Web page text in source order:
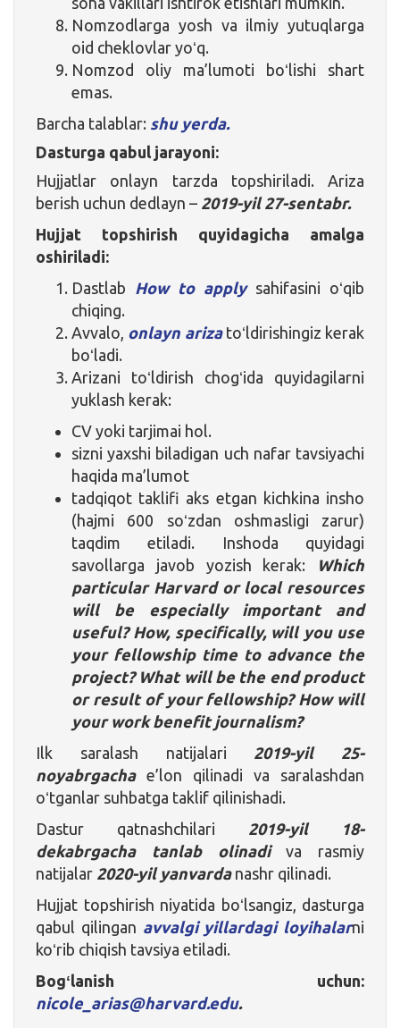
Nomzodlarga yosh va ilmiy yutuqlarga
oid cheklovlar yoʻq.
Nomzod oliy ma’lumoti boʻlishi shart
emas.
Barcha talablar: shu yerda.
Dasturga qabul jarayoni:
Hujjatlar onlayn tarzda topshiriladi. Ariza
berish uchun dedlayn – 2019-yil 27-sentabr.
Hujjat topshirish quyidagicha amalga
oshiriladi:
Dastlab How to applysahifasini oʻqib
chiqing.
Avvalo, onlayn arizatoʻldirishingiz kerak
boʻladi.
Arizani toʻldirish chogʻida quyidagilarni
yuklash kerak:
CV yoki tarjimai hol.
sizni yaxshi biladigan uch nafar tavsiyachi
haqida ma’lumot
tadqiqot taklifi aks etgan kichkina insho
(hajmi 600 soʻzdan oshmasligi zarur)
taqdim etiladi. Inshoda quyidagi
savollarga javob yozish kerak:
Which
particular Harvard or local resources
will be especially important and
useful? How, specifically, will you use
your fellowship time to advance the
project? What will be the end product
or result of your fellowship? How will
your work benefit journalism?
Ilk saralash natijalari 2019-yil 25-
noyabrgachae’lon qilinadi va saralashdan
oʻtganlar suhbatga taklif qilinishadi.
Dastur qatnashchilari 2019-yil 18-
dekabrgacha tanlab olinadiva rasmiy
natijalar 2020-yil yanvardanashr qilinadi.
Hujjat topshirish niyatida boʻlsangiz, dasturga
qabul qilingan avvalgi yillardagi loyihalarni
koʻrib chiqish tavsiya etiladi.
Bogʻlanish uchun:
nicole_arias@harvard.edu.